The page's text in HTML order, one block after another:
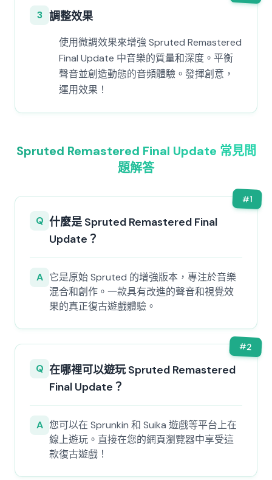
3 調整效果
使用微調效果來增強 Spruted Remastered
Final Update 中音樂的質量和深度。平衡
聲音並創造動態的音頻體驗。發揮創意，
運用效果！
Spruted Remastered Final Update 常見問
題解答
#1
Q 什麼是 Spruted Remastered Final
Update？
A 它是原始 Spruted 的增強版本，專注於音樂
混合和創作。一款具有改進的聲音和視覺效
果的真正復古遊戲體驗。
#2
Q 在哪裡可以遊玩 Spruted Remastered
Final Update？
A 您可以在 Sprunkin 和 Suika 遊戲等平台上在
線上遊玩。直接在您的網頁瀏覽器中享受這
款復古遊戲！